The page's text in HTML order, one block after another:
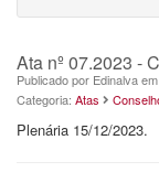
Ata nº 07.2023 -
Publicado por Edinalva em
Categoria: Atas
Plenária 15/12/2023.